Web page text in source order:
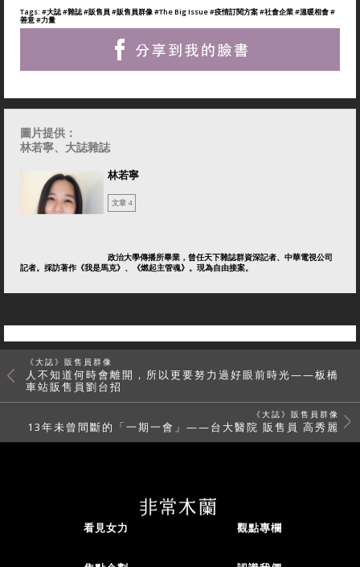
Tags: #大誌#雜誌#販售員 #販售員群像#The Big Issue#疫情訂閱方案#社會企業#溫暖相會#
善意#力量
圖片提供：
林若寧、大誌雜誌
林若寧
文章 4
政治大學傳播所畢業，曾任天下雜誌群資深記者、中華電視公司
記者。採訪著作《我是馬克》、《燃起主管魂》。現為自由接案。
《大誌》販售員群像
人不知道何時會離開，所以更要努力過好眼前時光——板橋
車站販售員劉台招
《大誌》販售員群像
13年未曾間斷的「一期一會」——台大醫院 販售員 高秀麗
看見女力 觀點專欄